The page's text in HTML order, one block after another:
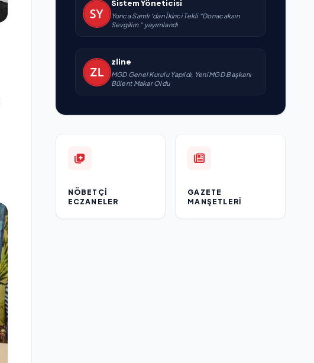
Sistem Yöneticisi
Yonca Samlı ‘dan İkinci Tekli “Donacaksın
Sevgilim “ yayımlandı
zline
MGD Genel Kurulu Yapıldı, Yeni MGD Başkanı
Bülent Makar Oldu
NÖBETÇI
ECZANELER
GAZETE
MANŞETLERI